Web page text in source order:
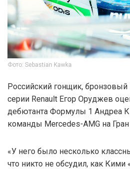
Фото: Sebastian Kawka
Российский гонщик,
серии Renault Егор Оруджев
дебютанта Формулы 1 Андреа
команды Mercedes-AMG на
«У него было несколько
что никто не обсудил, как Кими